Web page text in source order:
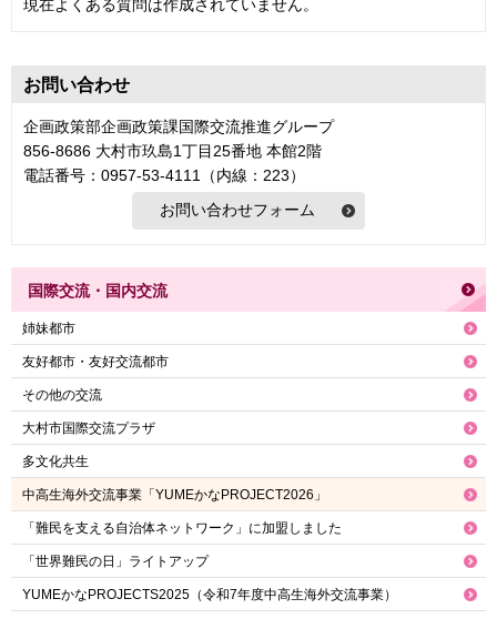
現在よくある質問は作成されていません。
お問い合わせ
企画政策部企画政策課国際交流推進グループ
856-8686 大村市玖島1丁目25番地 本館2階
電話番号：0957-53-4111（内線：223）
国際交流・国内交流
姉妹都市
友好都市・友好交流都市
その他の交流
大村市国際交流プラザ
多文化共生
中高生海外交流事業「YUMEかなPROJECT2026」
「難民を支える自治体ネットワーク」に加盟しました
「世界難民の日」ライトアップ
YUMEかなPROJECTS2025（令和7年度中高生海外交流事業）